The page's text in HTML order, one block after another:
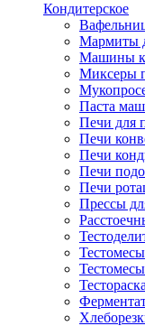
Кондитерское
Мармиты
Машины
Миксеры
Паста
Печи для
Печи
Печи
Печи
Печи
Прессы
Тестомесы